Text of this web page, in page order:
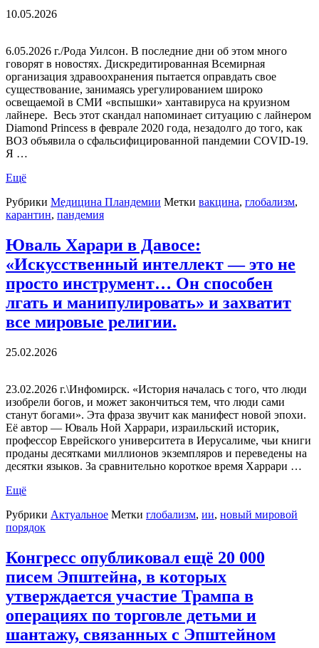
10.05.2026
6.05.2026 г./Рода Уилсон. В последние дни об этом много
говорят в новостях. Дискредитированная Всемирная
организация здравоохранения пытается оправдать свое
существование, занимаясь урегулированием широко
освещаемой в СМИ «вспышки» хантавируса на круизном
лайнере. Весь этот скандал напоминает ситуацию с лайнером
Diamond Princess в феврале 2020 года, незадолго до того, как
ВОЗ объявила о сфальсифицированной пандемии COVID-19.
Я …
Ещё
Рубрики Медицина Пландемии Метки вакцина, глобализм,
карантин, пандемия
Юваль Харари в Давосе:
«Искусственный интеллект — это не
просто инструмент… Он способен
лгать и манипулировать» и захватит
все мировые религии.
25.02.2026
23.02.2026 г.\Инфомирск. «История началась с того, что люди
изобрели богов, и может закончиться тем, что люди сами
станут богами». Эта фраза звучит как манифест новой эпохи.
Её автор — Юваль Ной Харрари, израильский историк,
профессор Еврейского университета в Иерусалиме, чьи книги
проданы десятками миллионов экземпляров и переведены на
десятки языков. За сравнительно короткое время Харрари …
Ещё
Рубрики Актуальное Метки глобализм, ии, новый мировой
порядок
Конгресс опубликовал ещё 20 000
писем Эпштейна, в которых
утверждается участие Трампа в
операциях по торговле детьми и
шантажу, связанных с Эпштейном